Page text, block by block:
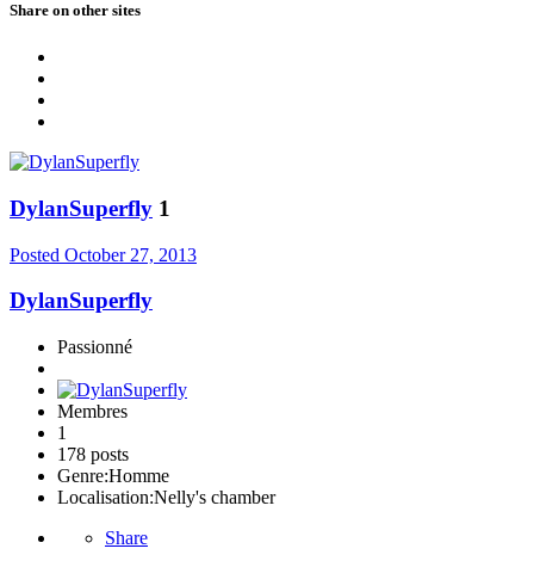
Share on other sites
DylanSuperfly 1
Posted October 27, 2013
DylanSuperfly
Passionné
Membres
1
178 posts
Genre:Homme
Localisation:Nelly's chamber
Share